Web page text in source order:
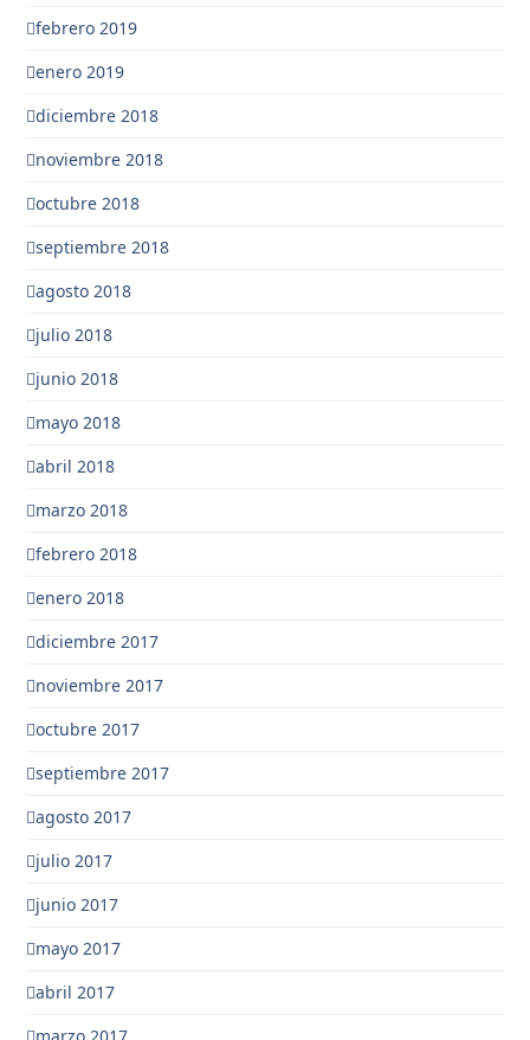
febrero 2019
enero 2019
diciembre 2018
noviembre 2018
octubre 2018
septiembre 2018
agosto 2018
julio 2018
junio 2018
mayo 2018
abril 2018
marzo 2018
febrero 2018
enero 2018
diciembre 2017
noviembre 2017
octubre 2017
septiembre 2017
agosto 2017
julio 2017
junio 2017
mayo 2017
abril 2017